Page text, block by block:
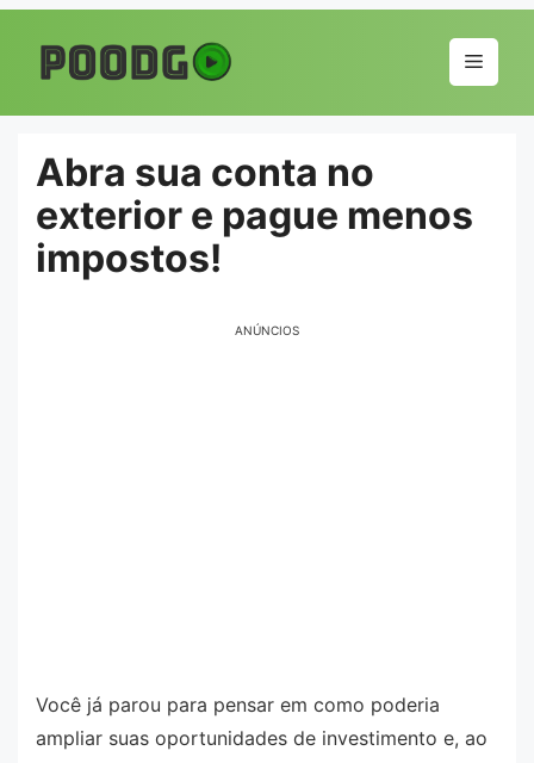
para
conteúdo
Menu
Abra sua conta no
exterior e pague menos
impostos!
ANÚNCIOS
Você já parou para pensar em como poderia
ampliar suas oportunidades de investimento e, ao